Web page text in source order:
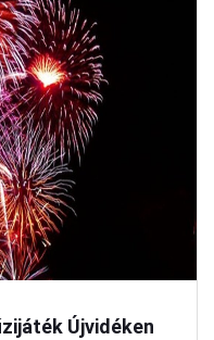
Újvidéken